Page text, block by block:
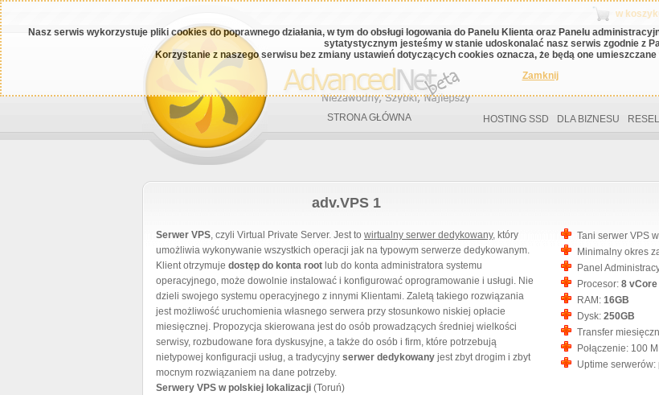
Nasz serwis wykorzystuje pliki cookies do poprawnego działania, w tym do obsługi logowania do Panelu Klienta oraz Panelu
sytatystycznym jesteśmy w stanie udoskonalać nasz serwis zgodnie z
Korzystanie z naszego serwisu bez zmiany ustawień dotyczących cookies oznacza, że będą one
Zamknij
w
STRONA GŁÓWNA HOSTING SSD DLA BIZNESU
adv.VPS 1
Serwer VPS, czyli Virtual Private Server. Jest to wirtualny serwer dedykowany, który
umożliwia wykonywanie wszystkich operacji jak na typowym serwerze dedykowanym.
Klient otrzymuje dostęp do konta root lub do konta administratora systemu
operacyjnego, może dowolnie instalować i konfigurować oprogramowanie i usługi. Nie
dzieli swojego systemu operacyjnego z innymi Klientami. Zaletą takiego rozwiązania
jest możliwość uruchomienia własnego serwera przy stosunkowo niskiej opłacie
miesięcznej. Propozycja skierowana jest do osób prowadzących średniej wielkości
serwisy, rozbudowane fora dyskusyjne, a także do osób i firm, które potrzebują
nietypowej konfiguracji usług, a tradycyjny serwer dedykowany jest zbyt drogim i zbyt
mocnym rozwiązaniem na dane potrzeby.
Serwery VPS w polskiej lokalizacji (Toruń)
Tani serwer VPS
Minimalny okres
Panel
Procesor: 8 vCore
RAM: 16GB
Dysk: 250GB
Transfer
Połączenie: 100
Uptime